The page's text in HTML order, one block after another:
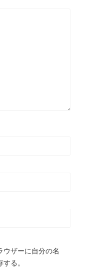
ウザーに自分の名
る。